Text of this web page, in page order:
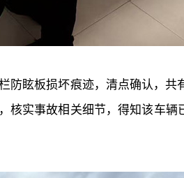
眩板损坏痕迹，清点确认，
实事故相关细节，得知该车